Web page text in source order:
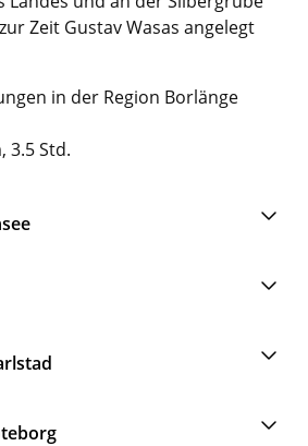
Zeit Gustav Wasas angelegt
in der Region Borlänge
3.5 Std.